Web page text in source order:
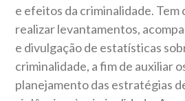
e efeitos da criminalidade. Tem
realizar levantamentos,
e divulgação de estatísticas
criminalidade, a fim de auxiliar
planejamento das estratégias